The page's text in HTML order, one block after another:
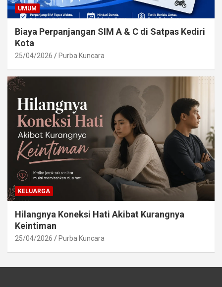
UMUM
Biaya Perpanjangan SIM A & C di Satpas Kediri
Kota
25/04/2026 Purba Kuncara
KELUARGA
Hilangnya Koneksi Hati Akibat Kurangnya
Keintiman
25/04/2026 Purba Kuncara